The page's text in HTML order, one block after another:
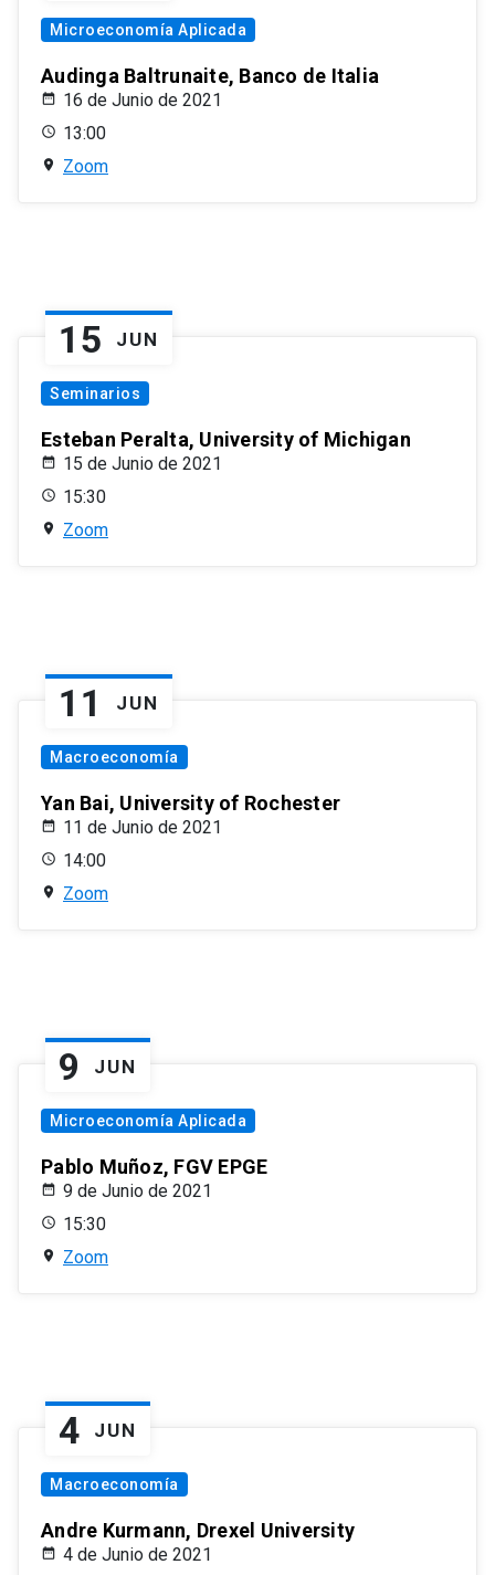
Microeconomía Aplicada
Audinga Baltrunaite, Banco de Italia
16 de Junio de 2021
13:00
Zoom
15 JUN
Seminarios
Esteban Peralta, University of Michigan
15 de Junio de 2021
15:30
Zoom
11 JUN
Macroeconomía
Yan Bai, University of Rochester
11 de Junio de 2021
14:00
Zoom
9 JUN
Microeconomía Aplicada
Pablo Muñoz, FGV EPGE
9 de Junio de 2021
15:30
Zoom
4 JUN
Macroeconomía
Andre Kurmann, Drexel University
4 de Junio de 2021